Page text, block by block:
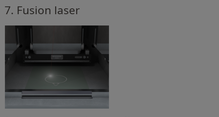
7. Fusion laser